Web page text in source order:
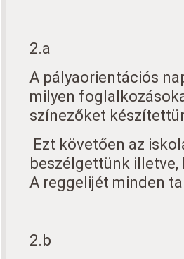
2.a
A pályaorientációs
milyen
színezőket
Ezt követően az
beszélgettünk illetve,
A reggelijét minden
2.b